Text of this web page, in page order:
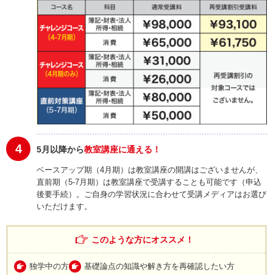
4 5月以降から教室講座に通える！
ベースアップ期（4月期）は教室講座の開講はございませんが、
直前期（5-7月期）は教室講座で受講することも可能です（申込
後要手続）。ご自身の学習状況に合わせて受講メディアはお選び
いただけます。
このような方にオススメ！
独学中の方
基礎論点の知識や解き方を再確認したい方